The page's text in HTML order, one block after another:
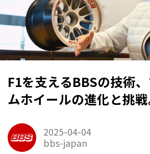
F1を支えるBBSの技術
ムホイールの進化と挑戦
2025-04-04
bbs-japan